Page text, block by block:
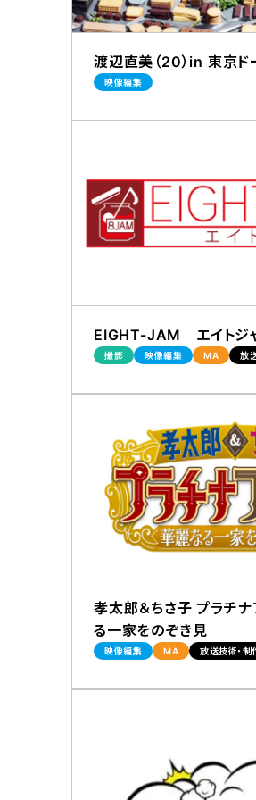
渡辺直美（20）in 東京ド
映像編集
EIGHT-JAM エイトジ
撮影 映像編集 MA 放
孝太郎＆ちさ子 プラチナ
る一家をのぞき見
映像編集 MA 放送技術・制